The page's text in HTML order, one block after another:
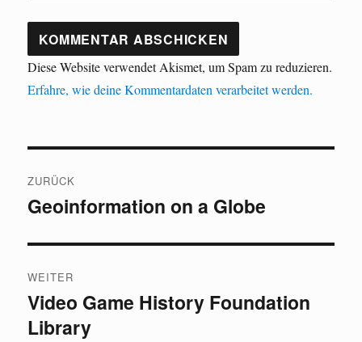
Diese Website verwendet Akismet, um Spam zu reduzieren.
Erfahre, wie deine Kommentardaten verarbeitet werden.
ZURÜCK
Vorheriger
Geoinformation on a Globe
WEITER
Nächster
Beitrag:
Video Game History Foundation
Library